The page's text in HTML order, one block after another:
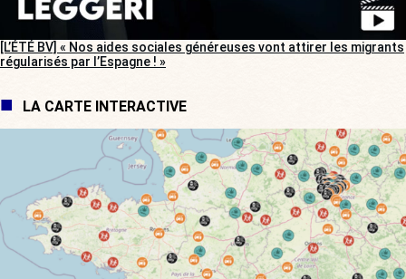
[L’ÉTÉ BV] « Nos aides sociales généreuses vont attirer les migrants
régularisés par l’Espagne ! »
LA CARTE INTERACTIVE